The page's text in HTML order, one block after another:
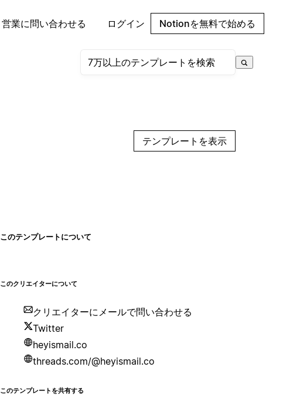
営業に問い合わせる ログイン Notionを無料で始める
テンプレートを表示
このテンプレートについて
このクリエイターについて
クリエイターにメールで問い合わせる
Twitter
heyismail.co
threads.com/@heyismail.co
このテンプレートを共有する